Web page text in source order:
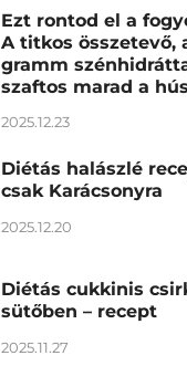
Ezt rontod el a
A titkos összetevő,
gramm
szaftos marad a
2025.12.23
Diétás halászlé
csak Karácsonyra
2025.12.20
Diétás cukkinis
sütőben – recept
2025.11.27